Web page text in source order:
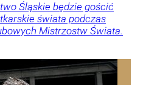
Śląskie będzie gościć
świata podczas
Mistrzostw Świata.